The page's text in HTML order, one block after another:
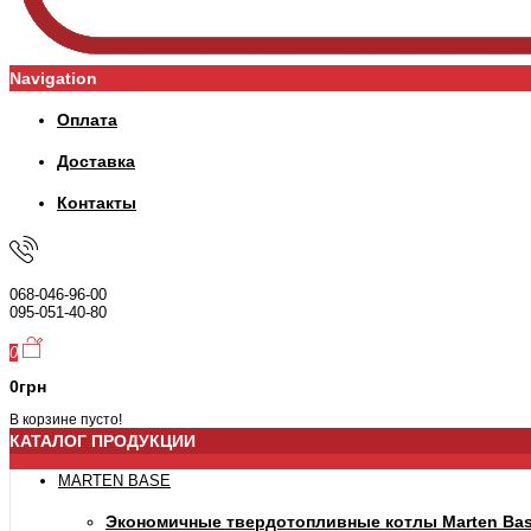
Navigation
Оплата
Доставка
Контакты
068-046-96-00
095-051-40-80
0
0грн
В корзине пусто!
КАТАЛОГ ПРОДУКЦИИ
MARTEN BASE
Экономичные твердотопливные котлы Marten